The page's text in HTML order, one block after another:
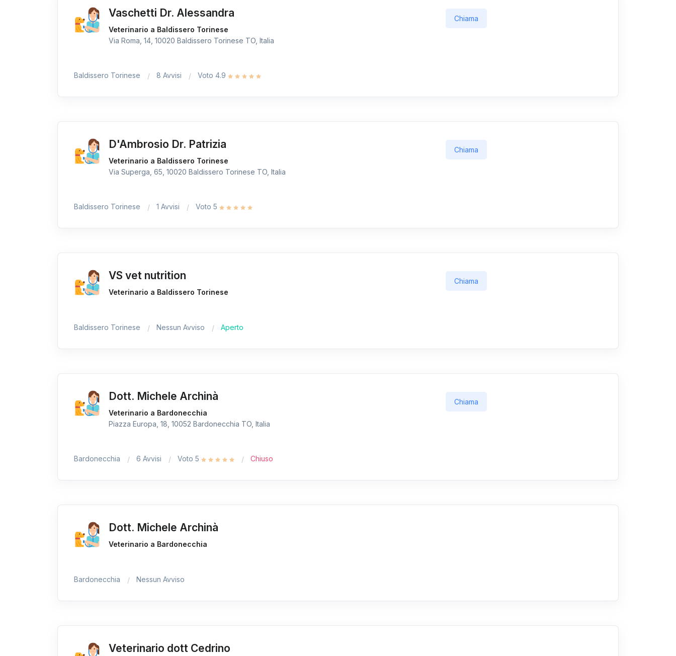
Vaschetti Dr. Alessandra
Veterinario a Baldissero Torinese
Via Roma, 14, 10020 Baldissero Torinese TO, Italia
Chiama
Baldissero Torinese 8 Avvisi Voto 4.9
D'Ambrosio Dr. Patrizia
Veterinario a Baldissero Torinese
Via Superga, 65, 10020 Baldissero Torinese TO, Italia
Chiama
Baldissero Torinese 1 Avvisi Voto 5
VS vet nutrition
Veterinario a Baldissero Torinese
Chiama
Baldissero Torinese Nessun Avviso Aperto
Dott. Michele Archinà
Veterinario a Bardonecchia
Piazza Europa, 18, 10052 Bardonecchia TO, Italia
Chiama
Bardonecchia 6 Avvisi Voto 5 Chiuso
Dott. Michele Archinà
Veterinario a Bardonecchia
Bardonecchia Nessun Avviso
Veterinario dott Cedrino